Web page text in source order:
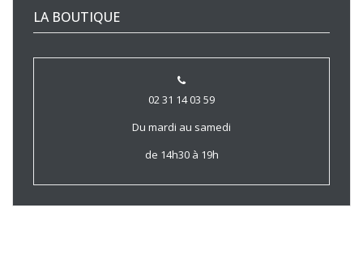
LA BOUTIQUE
02 31 14 03 59
Du mardi au samedi
de 14h30 à 19h